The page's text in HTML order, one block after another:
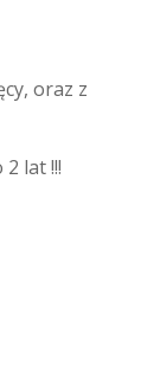
oraz z
lat !!!